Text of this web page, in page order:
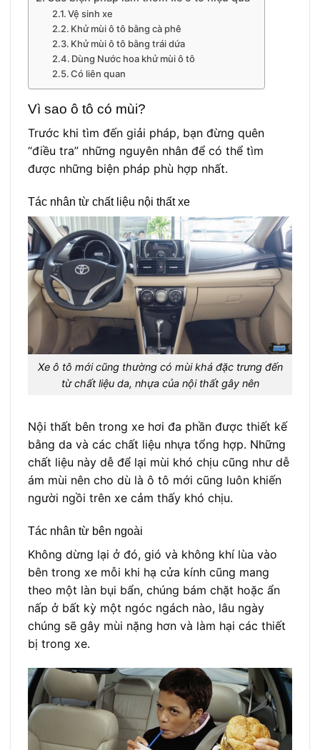
Vệ sinh xe
Khử mùi ô tô bằng cà phê
Khử mùi ô tô bằng trái dứa
Dùng Nước hoa khử mùi ô tô
Có liên quan
Vì sao ô tô có mùi?
Trước khi tìm đến giải pháp, bạn đừng quên
“điều tra” những nguyên nhân để có thể tìm
được những biện pháp phù hợp nhất.
Tác nhân từ chất liệu nội thất xe
Xe ô tô mới cũng thường có mùi khá đặc trưng đến
từ chất liệu da, nhựa của nội thất gây nên
Nội thất bên trong xe hơi đa phần được thiết kế
bằng da và các chất liệu nhựa tổng hợp. Những
chất liệu này dễ để lại mùi khó chịu cũng như dễ
ám mùi nên cho dù là ô tô mới cũng luôn khiến
người ngồi trên xe cảm thấy khó chịu.
Tác nhân từ bên ngoài
Không dừng lại ở đó, gió và không khí lùa vào
bên trong xe mỗi khi hạ cửa kính cũng mang
theo một làn bụi bẩn, chúng bám chặt hoặc ẩn
nấp ở bất kỳ một ngóc ngách nào, lâu ngày
chúng sẽ gây mùi nặng hơn và làm hại các thiết
bị trong xe.